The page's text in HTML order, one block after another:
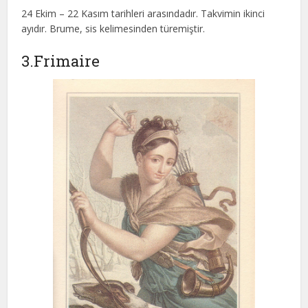
24 Ekim – 22 Kasım tarihleri arasındadır. Takvimin ikinci
ayıdır. Brume, sis kelimesinden türemiştir.
3.Frimaire